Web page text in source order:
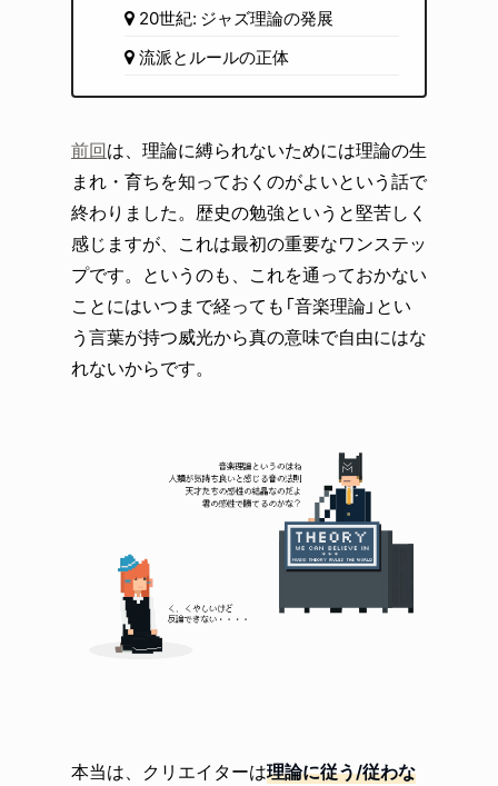
20世紀: ジャズ理論の発展
流派とルールの正体
前回は、理論に縛られないためには理論の生
まれ・育ちを知っておくのがよいという話で
終わりました。歴史の勉強というと堅苦しく
感じますが、これは最初の重要なワンステッ
プです。というのも、これを通っておかない
ことにはいつまで経っても「音楽理論」とい
う言葉が持つ威光から真の意味で自由にはな
れないからです。
本当は、クリエイターは理論に従う/従わな